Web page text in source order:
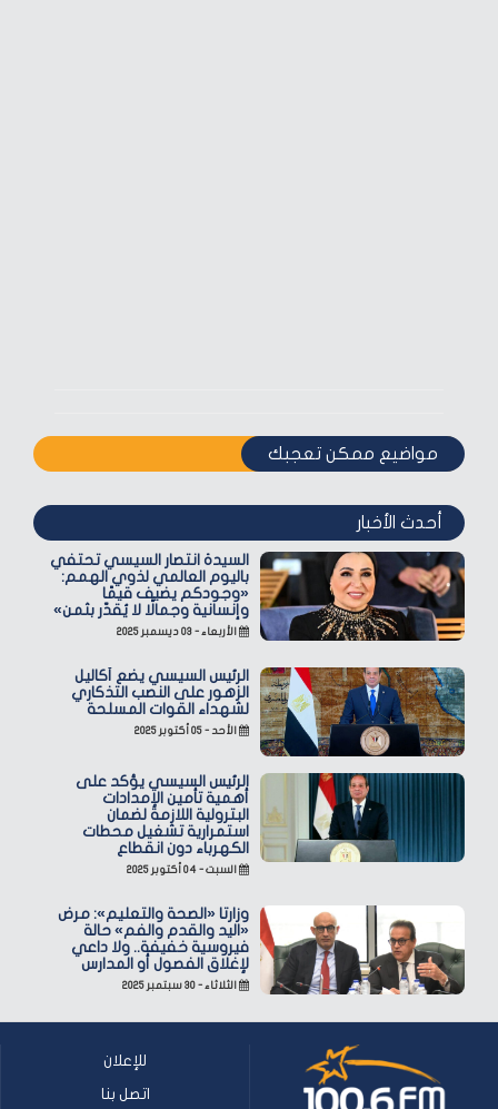
مواضيع ممكن تعجبك
أحدث الأخبار
السيدة انتصار السيسي تحتفي
باليوم العالمي لذوي الهمم:
«وجودكم يضيف قيمًا
وإنسانية وجمالًا لا يُقدّر بثمن»
الأربعاء - ٠٣ ديسمبر ٢٠٢٥
الرئيس السيسي يضع أكاليل
الزهور على النصب التذكاري
لشهداء القوات المسلحة
الأحد - ٠٥ أكتوبر ٢٠٢٥
الرئيس السيسي يؤكد على
أهمية تأمين الإمدادات
البترولية اللازمة لضمان
استمرارية تشغيل محطات
الكهرباء دون انقطاع
السبت - ٠٤ أكتوبر ٢٠٢٥
وزارتا «الصحة والتعليم»: مرض
«اليد والقدم والفم» حالة
فيروسية خفيفة.. ولا داعي
لإغلاق الفصول أو المدارس
الثلاثاء - ٣٠ سبتمبر ٢٠٢٥
للإعلان
اتصل بنا